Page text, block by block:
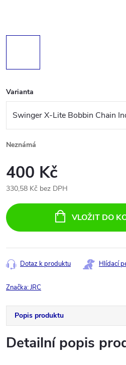
Varianta
Neznámá
400 Kč
330,58 Kč bez DPH
cena:
VLOŽIT DO
Dotaz k produktu Hlídací
Značka:JRC
Popis produktu
Detailní popis